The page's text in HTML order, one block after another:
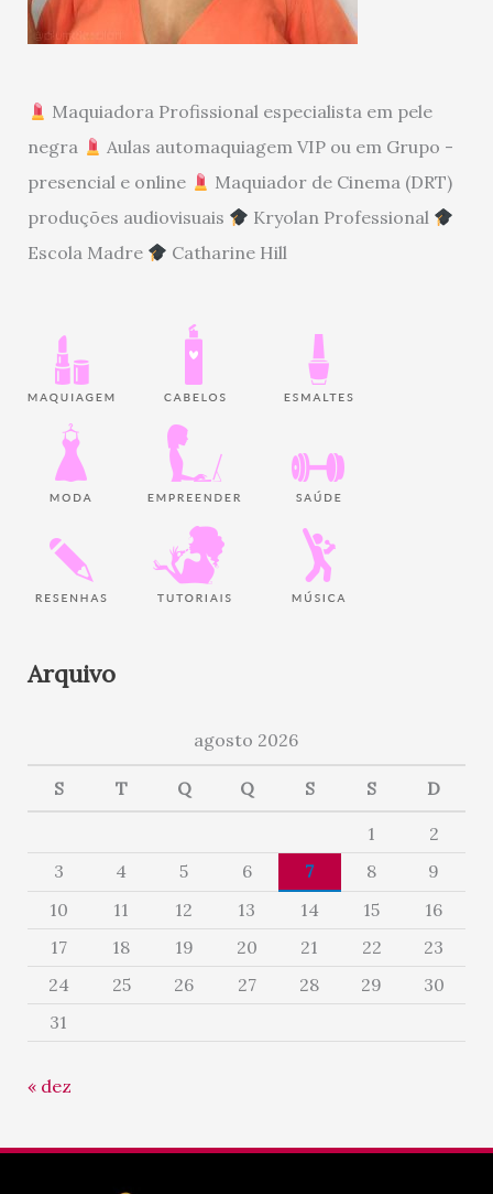
Maquiadora Profissional especialista em pele
negra
Aulas automaquiagem VIP ou em Grupo -
presencial e online
Maquiador de Cinema (DRT)
produções audiovisuais
Kryolan Professional
Escola Madre
Catharine Hill
Arquivo
agosto 2026
S T Q Q S S D
1
2
3
4 5 6 7 8
9
10
11 12 13 14 15
16
17
18 19 20 21 22
23
24
25 26 27 28 29
30
31
« dez